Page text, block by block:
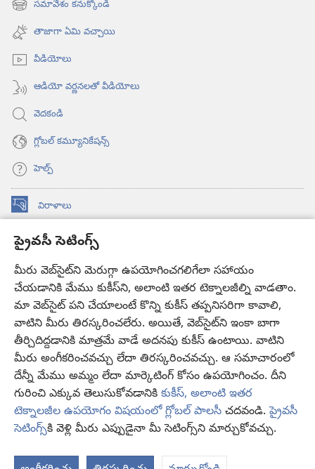
ప్రైవసీ సెటింగ్స్
మీరు వెబ్‌సైట్‌ని మెరుగ్గా ఉపయోగించగలిగేలా సహాయం
చేయడానికి మేము కుకీస్‌ని, అలాంటి ఇతర టెక్నాలజీల్ని వాడతాం.
మా వెబ్‌సైట్‌ పని చేయాలంటే కొన్ని కుకీస్‌ తప్పనిసరిగా కావాలి,
వాటిని మీరు తిరస్కరించలేరు. అయితే, వెబ్‌సైట్‌ని ఇంకా బాగా
తీర్చిదిద్దడానికి మాత్రమే వాడే అదనపు కుకీస్‌ ఉంటాయి. వాటిని
మీరు అంగీకరించవచ్చు లేదా తిరస్కరించవచ్చు. ఆ సమాచారంలో
దేన్నీ మేము అమ్మం లేదా మార్కెటింగ్‌ కోసం ఉపయోగించం. దీని
గురించి ఎక్కువ తెలుసుకోవడానికి కుకీస్, అలాంటి ఇతర
టెక్నాలజీల ఉపయోగం విషయంలో గ్లోబల్ పాలసీ చదవండి.ప్రైవసీ
సెటింగ్స్‌కి వెళ్లి మీరు ఎప్పుడైనా మీ సెటింగ్స్‌ని మార్చుకోవచ్చు.
ఓపెన్‌
అవుతుంది)
సమావేశం కనుక్కోండి
(కొత్త
విండో
ఓపెన్‌
అవుతుంది)
తాజాగా ఏమి వచ్చాయి
వీడియోలు
ఆడియో వర్ణనలతో వీడియోలు
వెదకండి
గ్లోబల్‌ కమ్యూనికేషన్స్‌
హెల్ప్‌
విరాళాలు
(కొత్త
ఓపెన్‌ కావలికోట ఆన్‌లైన్‌ లైబ్రరీ
(కొత్త
విండో
ఓపెన్‌
అవుతుంది)
JW Hub
(కొత్త
విండో
ఓపెన్‌
అవుతుంది)
JW లైబ్రరీ
కావలికోట లైబ్రరీ
Copyright© 2026 Watch Tower Bible and Tract Society of Pennsylvania.
వినియోగంపై షరతులు| ప్రైవసీ పాలసీ| ప్రైవసీ సెటింగ్స్